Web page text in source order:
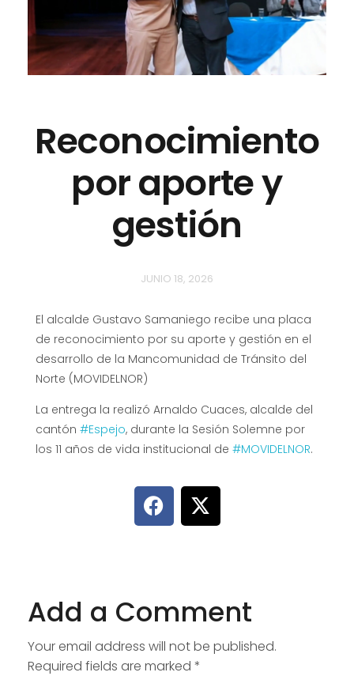
Reconocimiento
por aporte y
gestión
JUNIO 18, 2026
El alcalde Gustavo Samaniego recibe una placa
de reconocimiento por su aporte y gestión en el
desarrollo de la Mancomunidad de Tránsito del
Norte (MOVIDELNOR)
La entrega la realizó Arnaldo Cuaces, alcalde del
cantón #Espejo, durante la Sesión Solemne por
los 11 años de vida institucional de #MOVIDELNOR.
Add a Comment
Your email address will not be published.
Required fields are marked *